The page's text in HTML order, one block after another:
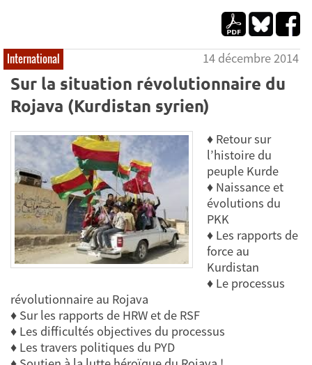
International 14 décembre 2014
Sur la situation révolutionnaire du
Rojava (Kurdistan syrien)
♦ Retour sur
l’histoire du
peuple Kurde
♦ Naissance et
évolutions du
PKK
♦ Les rapports de
force au
Kurdistan
♦ Le processus
révolutionnaire au Rojava
♦ Sur les rapports de HRW et de RSF
♦ Les difficultés objectives du processus
♦ Les travers politiques du PYD